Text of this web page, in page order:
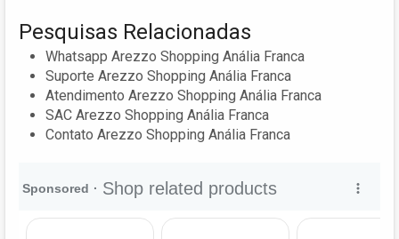
Pesquisas Relacionadas
Whatsapp Arezzo Shopping Anália Franca
Suporte Arezzo Shopping Anália Franca
Atendimento Arezzo Shopping Anália Franca
SAC Arezzo Shopping Anália Franca
Contato Arezzo Shopping Anália Franca